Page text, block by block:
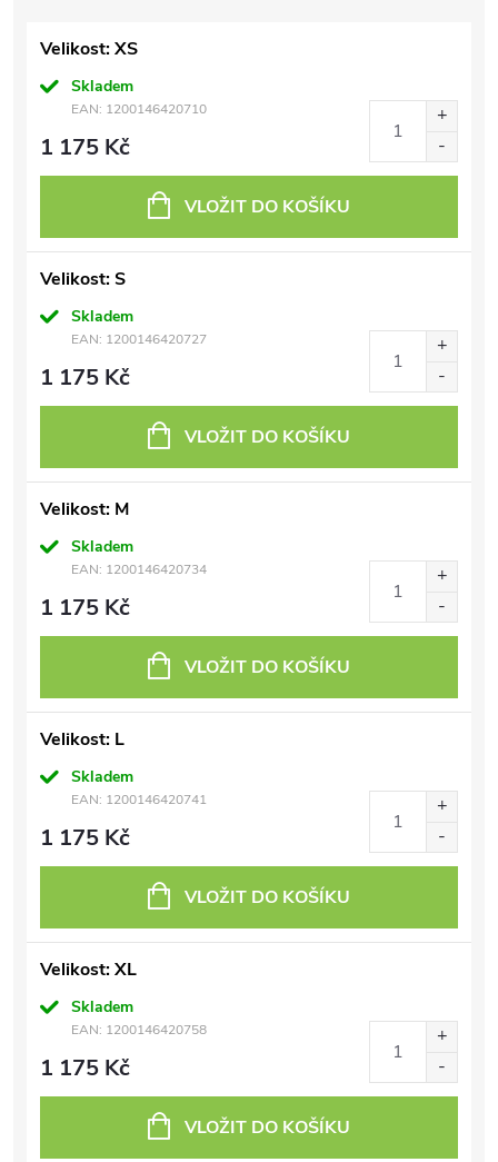
Velikost: XS
Skladem
EAN: 1200146420710
1 175 Kč
VLOŽIT DO KOŠÍKU
Velikost: S
Skladem
EAN: 1200146420727
1 175 Kč
VLOŽIT DO KOŠÍKU
Velikost: M
Skladem
EAN: 1200146420734
1 175 Kč
VLOŽIT DO KOŠÍKU
Velikost: L
Skladem
EAN: 1200146420741
1 175 Kč
VLOŽIT DO KOŠÍKU
Velikost: XL
Skladem
EAN: 1200146420758
1 175 Kč
VLOŽIT DO KOŠÍKU